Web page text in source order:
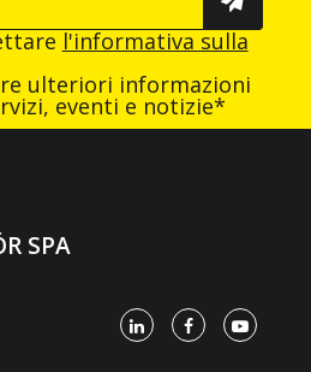
l'informativa sulla
ulteriori informazioni
eventi e notizie*
SPA